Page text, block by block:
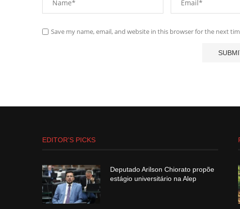
Save my name, email, and website in this browser for the next
EDITOR’S PICKS
Deputado Arilson Chiorato propõe
estágio universitário na Alep